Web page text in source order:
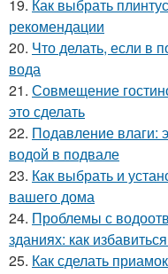
19. Как выбрать
рекомендации
20. Что делать, если в
вода
21. Совмещение
это сделать
22. Подавление
водой в подвале
23. Как выбрать и
вашего дома
24. Проблемы с
зданиях: как
25. Как сделать